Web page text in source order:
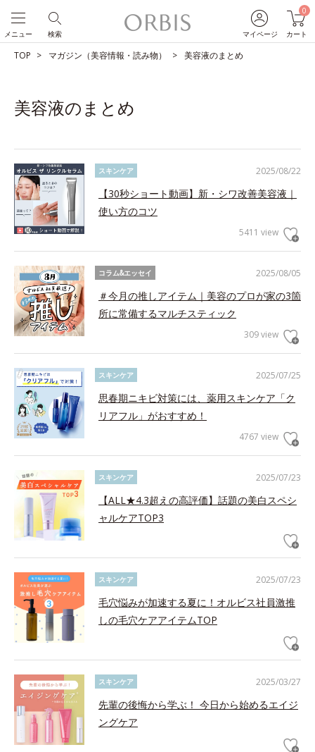
マイページ
0
カート
検索
メニュー
TOP マガジン（美容情報・読み物） 美容液のまとめ
美容液のまとめ
2025/08/22
スキンケア
【30秒ショート動画】新・シワ改善美容液｜
使い方のコツ
5411 view
2025/08/05
コラム&エッセイ
＃今月の推しアイテム｜美容のプロが家の3箇
所に常備するマルチスティック
309 view
2025/07/25
スキンケア
思春期ニキビ対策には、薬用スキンケア「ク
リアフル」がおすすめ！
4767 view
2025/07/23
スキンケア
【ALL★4.3超えの高評価】話題の美白スペシ
ャルケアTOP3
2025/07/23
スキンケア
毛穴悩みが加速する夏に！オルビス社員激推
しの毛穴ケアアイテムTOP
2025/03/27
スキンケア
先輩の後悔から学ぶ！ 今日から始めるエイジ
ングケア